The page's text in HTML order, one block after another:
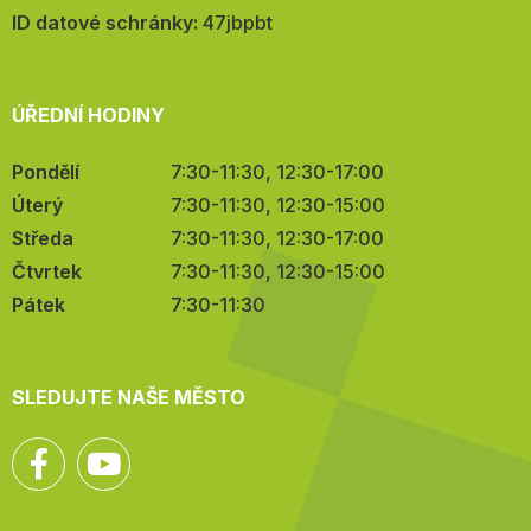
mail:
ID datové schránky: 47jbpbt
ÚŘEDNÍ HODINY
Pondělí
7:30-11:30, 12:30-17:00
Úterý
7:30-11:30, 12:30-15:00
Středa
7:30-11:30, 12:30-17:00
Čtvrtek
7:30-11:30, 12:30-15:00
Pátek
7:30-11:30
SLEDUJTE NAŠE MĚSTO
Facebook